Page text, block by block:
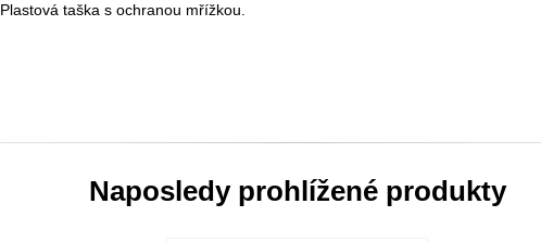
Plastová taška s ochranou mřížkou.
Naposledy prohlížené produkty